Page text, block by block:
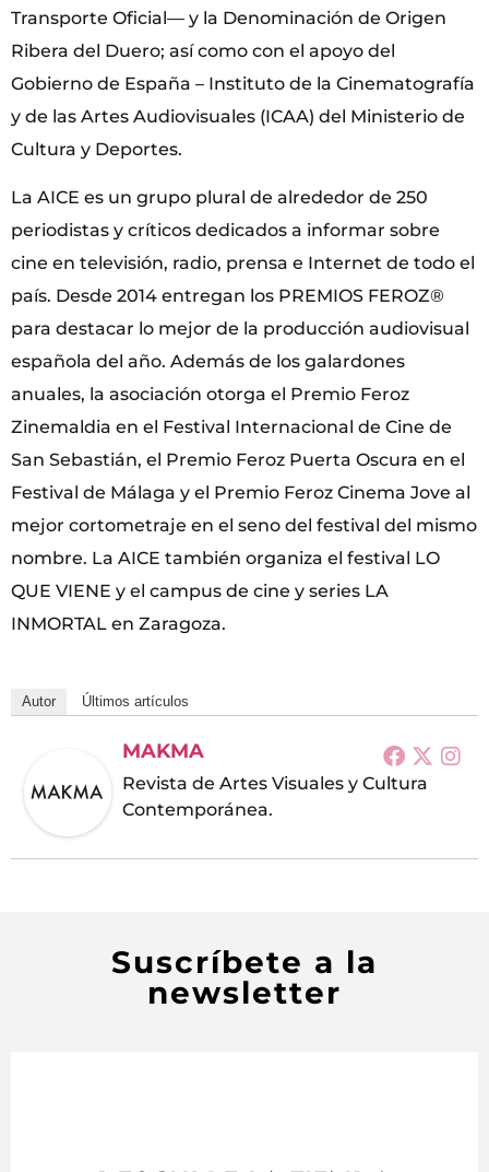
Transporte Oficial— y la Denominación de Origen
Ribera del Duero; así como con el apoyo del
Gobierno de España – Instituto de la Cinematografía
y de las Artes Audiovisuales (ICAA) del Ministerio de
Cultura y Deportes.
La AICE es un grupo plural de alrededor de 250
periodistas y críticos dedicados a informar sobre
cine en televisión, radio, prensa e Internet de todo el
país. Desde 2014 entregan los PREMIOS FEROZ®
para destacar lo mejor de la producción audiovisual
española del año. Además de los galardones
anuales, la asociación otorga el Premio Feroz
Zinemaldia en el Festival Internacional de Cine de
San Sebastián, el Premio Feroz Puerta Oscura en el
Festival de Málaga y el Premio Feroz Cinema Jove al
mejor cortometraje en el seno del festival del mismo
nombre. La AICE también organiza el festival LO
QUE VIENE y el campus de cine y series LA
INMORTAL en Zaragoza.
Autor Últimos artículos
MAKMA
Revista de Artes Visuales y Cultura
Contemporánea.
Suscríbete a la
newsletter